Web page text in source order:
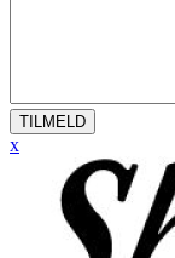
TILMELD
x